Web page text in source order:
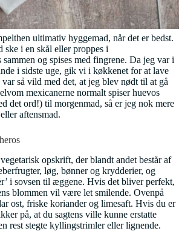
ultimativ hyggemad, når det er bedst.
ske i en skål eller proppes i
og spises med fingrene. Da jeg var i
i sidste uge, gik vi i køkkenet for at lave
var så vild med det, at jeg blev nødt til at gå
mexicanerne normalt spiser huevos
det ord!) til morgenmad, så er jeg nok mere
aftensmad.
opskrift, der blandt andet består af
løg, bønner og krydderier, og
i sovsen til æggene. Hvis det bliver perfekt,
blommen vil være let smilende. Ovenpå
ost, friske koriander og limesaft. Hvis du er
på, at du sagtens ville kunne erstatte
rest stegte kyllingstrimler eller lignende.